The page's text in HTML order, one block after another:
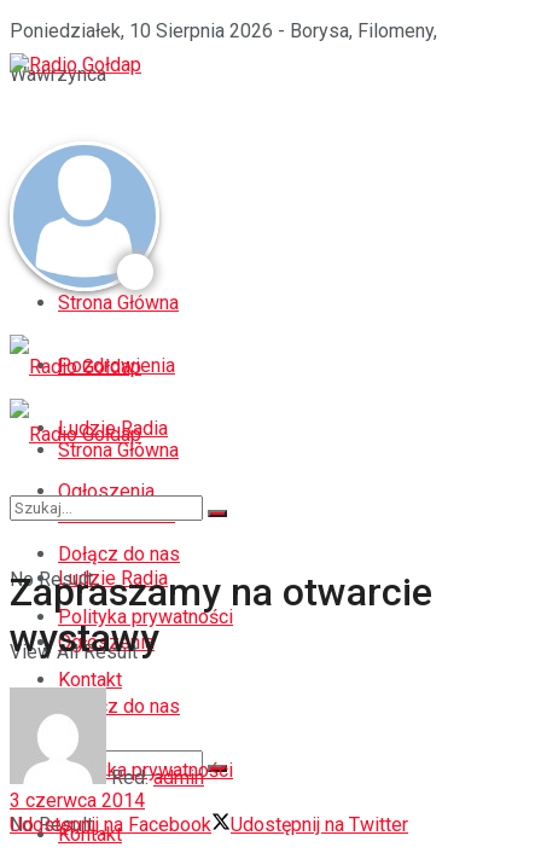
Poniedziałek, 10 Sierpnia 2026 - Borysa, Filomeny,
Wawrzynca
Strona Główna
Pozdrowienia
Ludzie Radia
Ogłoszenia
Dołącz do nas
Polityka prywatności
Kontakt
No Result
Strona Główna
Pozdrowienia
Ludzie Radia
Ogłoszenia
Dołącz do nas
Polityka prywatności
Kontakt
No Result
View All Result
Zapraszamy na otwarcie
wystawy
Red. admin
3 czerwca 2014
Udostępnij na Facebook
Udostępnij na Twitter